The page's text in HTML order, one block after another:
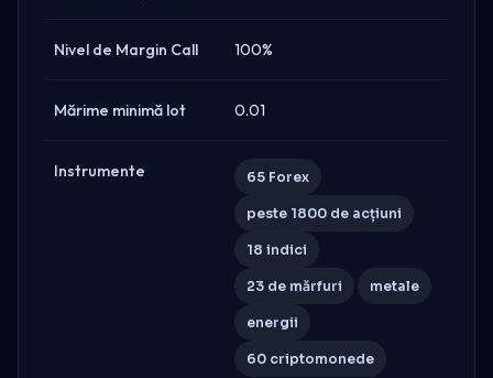
Nivel de Margin Call 100%
Mărime minimă lot 0.01
Instrumente 65 Forex
peste 1800 de acțiuni
18 indici
23 de mărfuri metale
energii
60 criptomonede